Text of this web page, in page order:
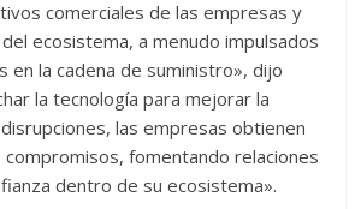
comerciales de las empresas y
ecosistema, a menudo impulsados
en la cadena de suministro», dijo
la tecnología para mejorar la
las empresas obtienen
fomentando relaciones
dentro de su ecosistema».